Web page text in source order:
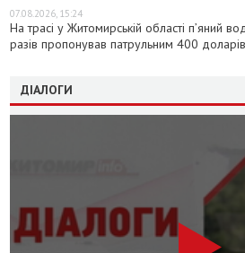
07.08.2026, 15:24
На трасі у Житомирській області п’яний
разів пропонував патрульним 400
ДІАЛОГИ